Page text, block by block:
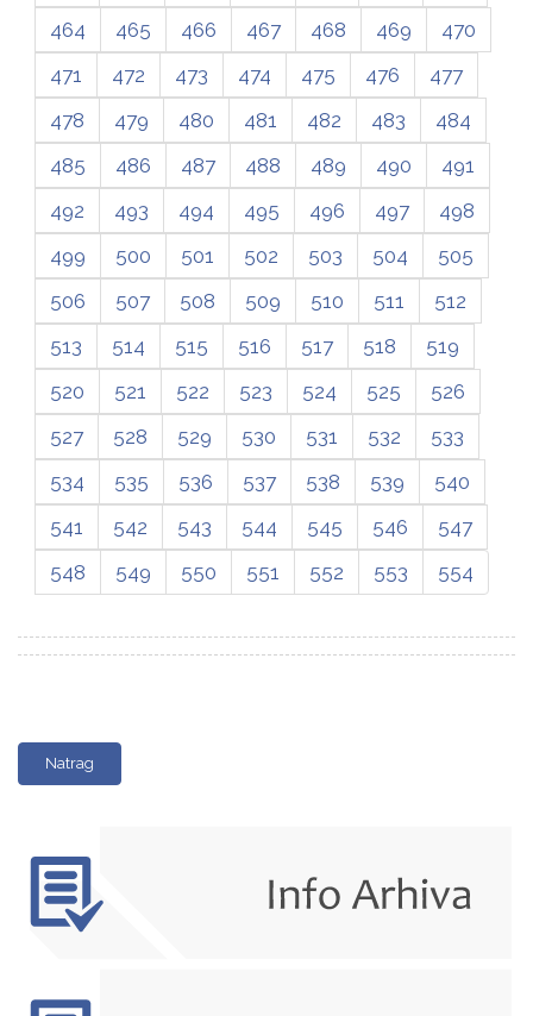
464 465 466 467 468 469
470
471
472 473 474 475 476
477
478
479 480 481 482 483
484
485
486 487 488 489 490
491
492
493 494 495 496 497
498
499
500 501 502 503 504
505
506
507 508 509 510 511
512
513
514 515 516 517 518
519
520
521 522 523 524 525
526
527
528 529 530 531 532
533
534
535 536 537 538 539
540
541
542 543 544 545 546
547
548
549 550 551 552 553 554
Natrag